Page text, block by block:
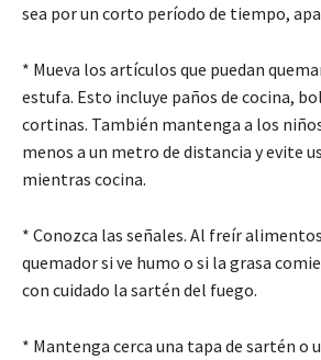
sea por un corto período de tiempo,
* Mueva los artículos que puedan
estufa. Esto incluye paños de cocina,
cortinas. También mantenga a los
menos a un metro de distancia y evite
mientras cocina.
* Conozca las señales. Al freír
quemador si ve humo o si la grasa
con cuidado la sartén del fuego.
* Mantenga cerca una tapa de sartén o